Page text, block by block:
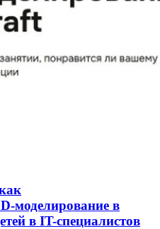
моделирование в
в IT-специалистов